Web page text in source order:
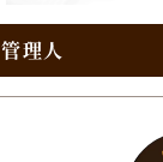
管理人